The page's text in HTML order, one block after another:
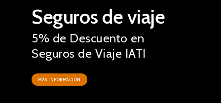
Seguros de viaje
5% de Descuento en
Seguros de Viaje IATI
MÁS INFORMACIÓN